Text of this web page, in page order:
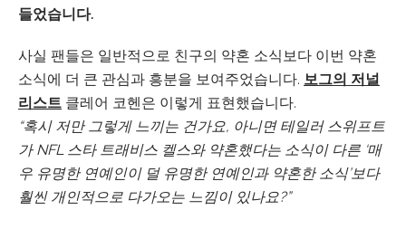
들었습니다.
사실 팬들은 일반적으로 친구의 약혼 소식보다 이번 약혼
소식에 더 큰 관심과 흥분을 보여주었습니다. 보그의 저널
리스트 클레어 코헨은 이렇게 표현했습니다.
“혹시 저만 그렇게 느끼는 건가요, 아니면 테일러 스위프트
가 NFL 스타 트래비스 켈스와 약혼했다는 소식이 다른 ‘매
우 유명한 연예인이 덜 유명한 연예인과 약혼한 소식’보다
훨씬 개인적으로 다가오는 느낌이 있나요?”